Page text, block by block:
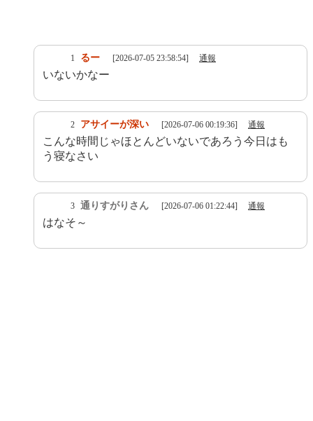
1 るー [2026-07-05 23:58:54] 通報
いないかなー
2 アサイーが深い [2026-07-06 00:19:36] 通報
こんな時間じゃほとんどいないであろう今日はも
う寝なさい
3 通りすがりさん [2026-07-06 01:22:44] 通報
はなそ～